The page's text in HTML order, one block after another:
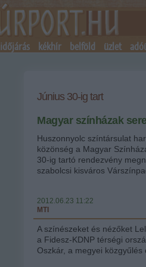
időjárás kékhír belföld üzlet
Június 30-ig tart
Magyar színházak
Huszonnyolc színtársulat
közönség a Magyar
30-ig tartó rendezvény
szabolcsi kisváros
2012.06.23 11:22
MTI
A színészeket és nézőket
a Fidesz-KDNP térségi
Oszkár, a megyei közgyűlés